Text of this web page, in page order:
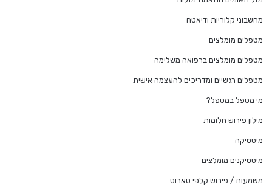
מחשבוני קלוריות ודיאטה
מטפלים מומלצים
מטפלים מומלצים ברפואה משלימה
מטפלים רגשיים ומדריכים להעצמה אישית
מי מטפל במטפל?
מילון פירוש חלומות
מיסטיקה
מיסטיקנים מומלצים
משמעות / פירוש קלפי טארוט